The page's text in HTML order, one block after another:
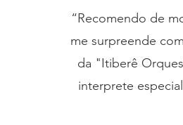
“Recomendo de
me surpreende
da "Itiberê
interprete